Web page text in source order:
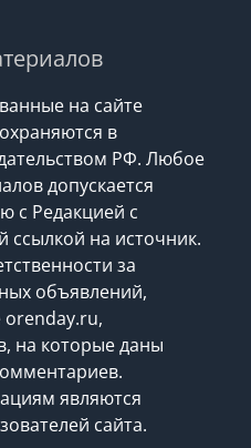
на сайте
в
РФ. Любое
допускается
с Редакцией с
ссылкой на источник.
за
объявлений,
на которые даны
являются
сайта.